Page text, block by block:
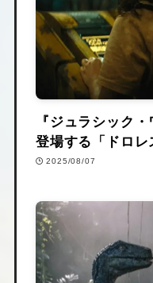
『ジュラシック
登場する「ドロレ
2025/08/07